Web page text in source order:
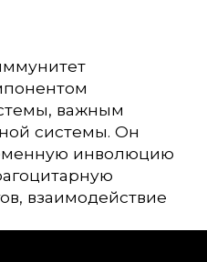
важным
системы. Он
инволюцию
взаимодействие